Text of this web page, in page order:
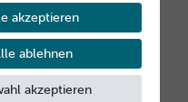
Sichere
Zahlungsarten
akzeptieren
ablehnen
akzeptieren